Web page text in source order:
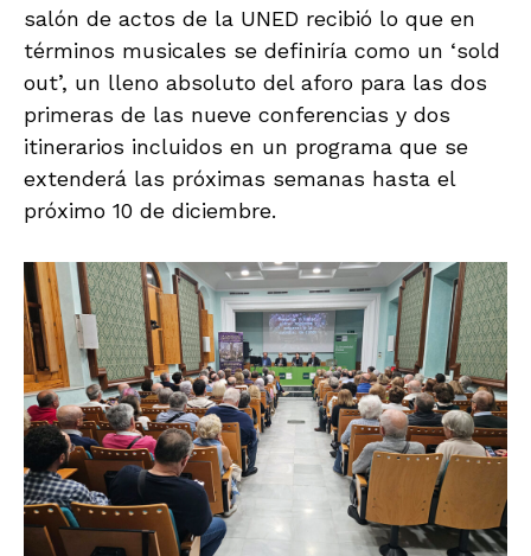
salón de actos de la UNED recibió lo que en
términos musicales se definiría como un ‘sold
out’, un lleno absoluto del aforo para las dos
primeras de las nueve conferencias y dos
itinerarios incluidos en un programa que se
extenderá las próximas semanas hasta el
próximo 10 de diciembre.